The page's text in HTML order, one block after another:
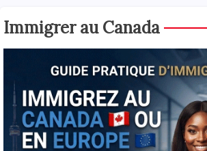
Immigrer au Canada